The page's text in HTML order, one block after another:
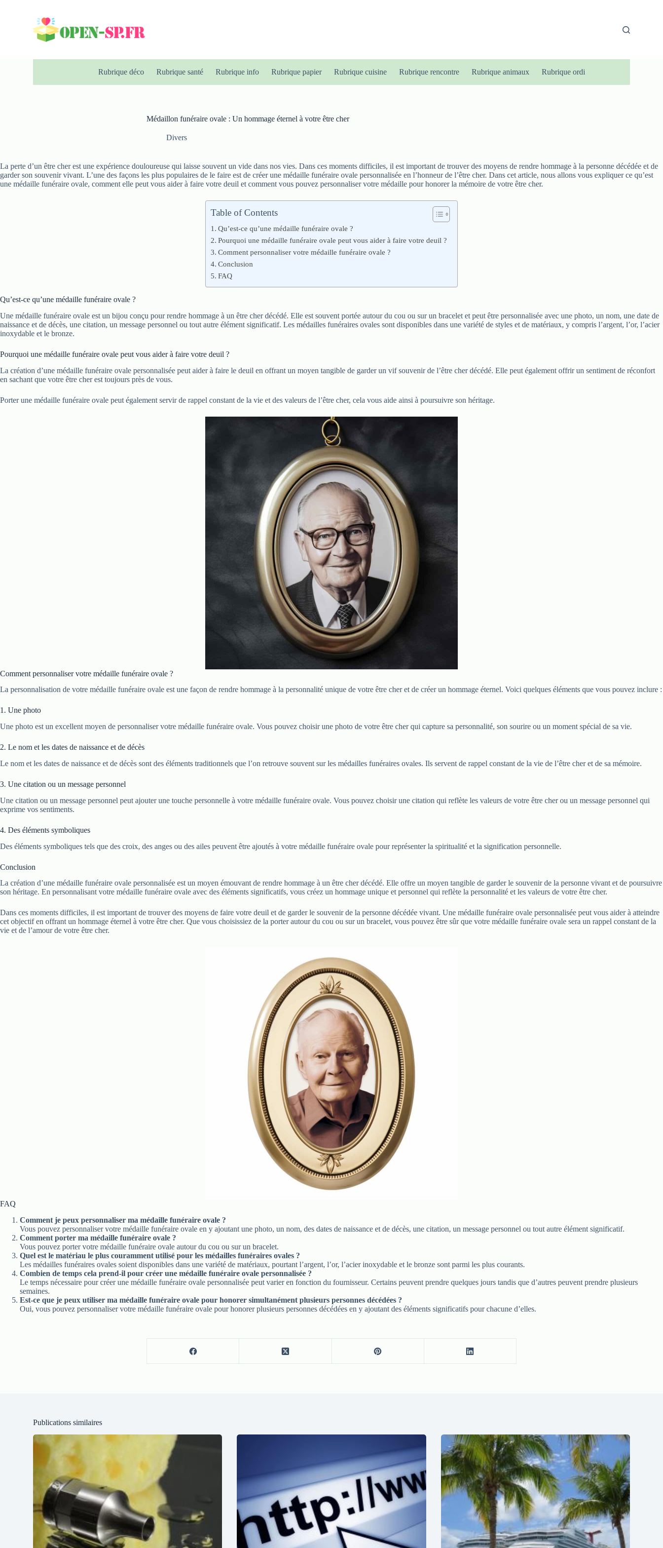
Rubrique déco Rubrique santé Rubrique info Rubrique papier Rubrique cuisine Rubrique rencontre Rubrique animaux Rubrique ordi
Médaillon funéraire ovale : Un hommage éternel à votre être cher
Divers
La perte d’un être cher est une expérience douloureuse qui laisse souvent un vide dans nos vies. Dans ces moments difficiles, il est important de trouver des moyens de rendre hommage à la personne décédée et de
garder son souvenir vivant. L’une des façons les plus populaires de le faire est de créer une médaille funéraire ovale personnalisée en l’honneur de l’être cher. Dans cet article, nous allons vous expliquer ce qu’est
une médaille funéraire ovale, comment elle peut vous aider à faire votre deuil et comment vous pouvez personnaliser votre médaille pour honorer la mémoire de votre être cher.
Table of Contents
Qu’est-ce qu’une médaille funéraire ovale ?
Pourquoi une médaille funéraire ovale peut vous aider à faire votre deuil ?
Comment personnaliser votre médaille funéraire ovale ?
Conclusion
FAQ
Qu’est-ce qu’une médaille funéraire ovale ?
Une médaille funéraire ovale est un bijou conçu pour rendre hommage à un être cher décédé. Elle est souvent portée autour du cou ou sur un bracelet et peut être personnalisée avec une photo, un nom, une date de
naissance et de décès, une citation, un message personnel ou tout autre élément significatif. Les médailles funéraires ovales sont disponibles dans une variété de styles et de matériaux, y compris l’argent, l’or, l’acier
inoxydable et le bronze.
Pourquoi une médaille funéraire ovale peut vous aider à faire votre deuil ?
La création d’une médaille funéraire ovale personnalisée peut aider à faire le deuil en offrant un moyen tangible de garder un vif souvenir de l’être cher décédé. Elle peut également offrir un sentiment de réconfort
en sachant que votre être cher est toujours près de vous.
Porter une médaille funéraire ovale peut également servir de rappel constant de la vie et des valeurs de l’être cher, cela vous aide ainsi à poursuivre son héritage.
Comment personnaliser votre médaille funéraire ovale ?
La personnalisation de votre médaille funéraire ovale est une façon de rendre hommage à la personnalité unique de votre être cher et de créer un hommage éternel. Voici quelques éléments que vous pouvez inclure :
1. Une photo
Une photo est un excellent moyen de personnaliser votre médaille funéraire ovale. Vous pouvez choisir une photo de votre être cher qui capture sa personnalité, son sourire ou un moment spécial de sa vie.
2. Le nom et les dates de naissance et de décès
Le nom et les dates de naissance et de décès sont des éléments traditionnels que l’on retrouve souvent sur les médailles funéraires ovales. Ils servent de rappel constant de la vie de l’être cher et de sa mémoire.
3. Une citation ou un message personnel
Une citation ou un message personnel peut ajouter une touche personnelle à votre médaille funéraire ovale. Vous pouvez choisir une citation qui reflète les valeurs de votre être cher ou un message personnel qui
exprime vos sentiments.
4. Des éléments symboliques
Des éléments symboliques tels que des croix, des anges ou des ailes peuvent être ajoutés à votre médaille funéraire ovale pour représenter la spiritualité et la signification personnelle.
Conclusion
La création d’une médaille funéraire ovale personnalisée est un moyen émouvant de rendre hommage à un être cher décédé. Elle offre un moyen tangible de garder le souvenir de la personne vivant et de poursuivre
son héritage. En personnalisant votre médaille funéraire ovale avec des éléments significatifs, vous créez un hommage unique et personnel qui reflète la personnalité et les valeurs de votre être cher.
Dans ces moments difficiles, il est important de trouver des moyens de faire votre deuil et de garder le souvenir de la personne décédée vivant. Une médaille funéraire ovale personnalisée peut vous aider à atteindre
cet objectif en offrant un hommage éternel à votre être cher. Que vous choisissiez de la porter autour du cou ou sur un bracelet, vous pouvez être sûr que votre médaille funéraire ovale sera un rappel constant de la
vie et de l’amour de votre être cher.
FAQ
Comment je peux personnaliser ma médaille funéraire ovale ?
Vous pouvez personnaliser votre médaille funéraire ovale en y ajoutant une photo, un nom, des dates de naissance et de décès, une citation, un message personnel ou tout autre élément significatif.
Comment porter ma médaille funéraire ovale ?
Vous pouvez porter votre médaille funéraire ovale autour du cou ou sur un bracelet.
Quel est le matériau le plus couramment utilisé pour les médailles funéraires ovales ?
Les médailles funéraires ovales soient disponibles dans une variété de matériaux, pourtant l’argent, l’or, l’acier inoxydable et le bronze sont parmi les plus courants.
Combien de temps cela prend-il pour créer une médaille funéraire ovale personnalisée ?
Le temps nécessaire pour créer une médaille funéraire ovale personnalisée peut varier en fonction du fournisseur. Certains peuvent prendre quelques jours tandis que d’autres peuvent prendre plusieurs
semaines.
Est-ce que je peux utiliser ma médaille funéraire ovale pour honorer simultanément plusieurs personnes décédées ?
Oui, vous pouvez personnaliser votre médaille funéraire ovale pour honorer plusieurs personnes décédées en y ajoutant des éléments significatifs pour chacune d’elles.
Publications similaires